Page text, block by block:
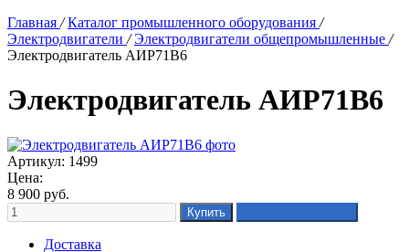
Главная / Каталог промышленного оборудования /
Электродвигатели / Электродвигатели общепромышленные /
Электродвигатель АИР71В6
Электродвигатель АИР71В6
Артикул: 1499
Цена:
8 900 руб.
Доставка